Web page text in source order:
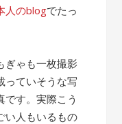
人のblogでたっ
ぎゃも一枚撮影
っていそうな写
す。実際こう
い人もいるもの